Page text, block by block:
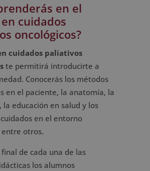
en el
cuidados
oncológicos?
cuidados paliativos
te permitirá introducirte a
Conocerás los métodos
en el paciente, la anatomía, la
la educación en salud y los
en el entorno
entre otros.
de cada una de las
los alumnos